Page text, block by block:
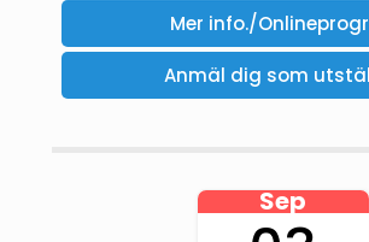
Mer info./
Anmäl dig som
Sep